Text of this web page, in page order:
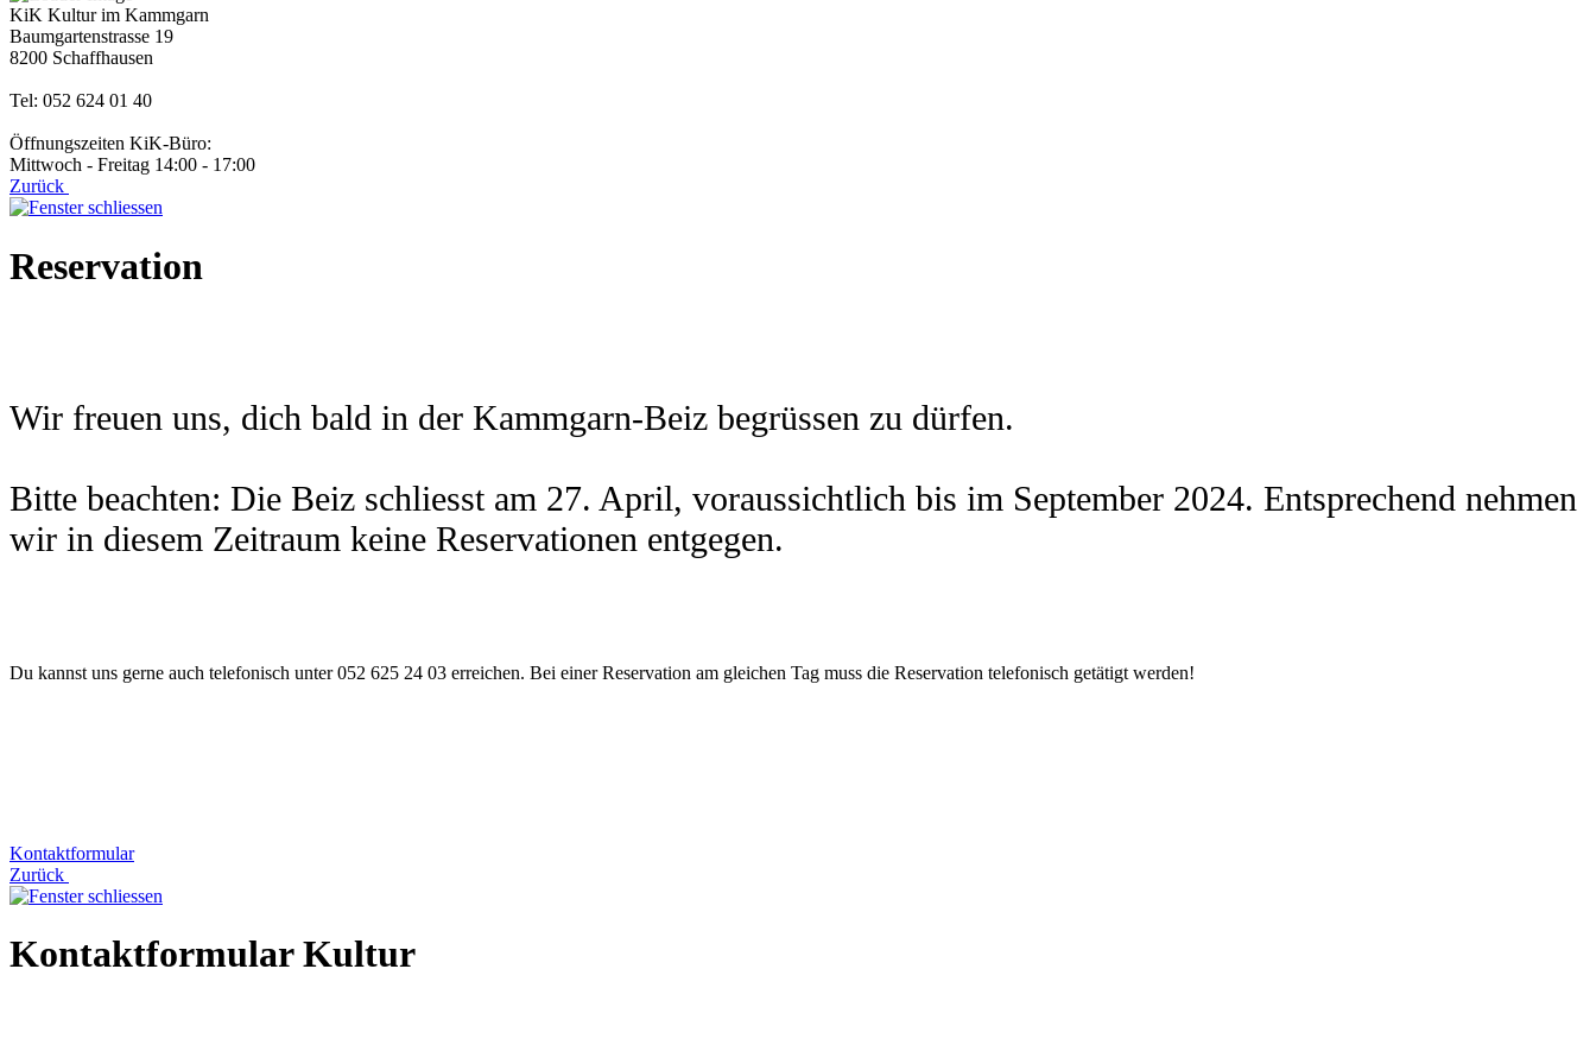
KiK Kultur im Kammgarn
Baumgartenstrasse 19
8200 Schaffhausen
Tel: 052 624 01 40
Öffnungszeiten KiK-Büro:
Mittwoch - Freitag 14:00 - 17:00
Zurück
Reservation
Wir freuen uns, dich bald in der Kammgarn-Beiz begrüssen zu dürfen.
Bitte beachten: Die Beiz schliesst am 27. April, voraussichtlich bis im September 2024. Entsprechend nehmen
wir in diesem Zeitraum keine Reservationen entgegen.
Du kannst uns gerne auch telefonisch unter 052 625 24 03 erreichen. Bei einer Reservation am gleichen Tag muss die Reservation telefonisch getätigt werden!
Kontaktformular
Zurück
Kontaktformular Kultur